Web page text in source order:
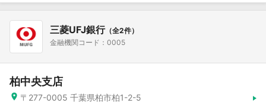
三菱UFJ銀行（全2件）
金融機関コード：0005
柏中央支店
〒277-0005 千葉県柏市柏1-2-5